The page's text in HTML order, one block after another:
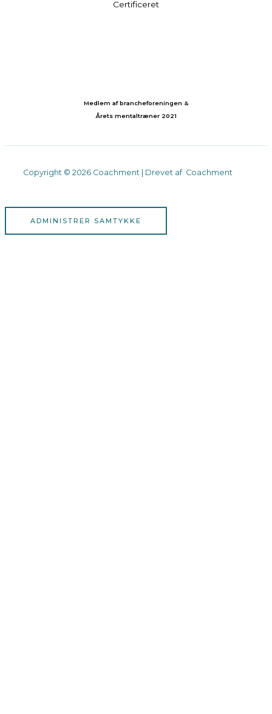
Certificeret
Medlem af brancheforeningen &
Årets mentaltræner 2021
Copyright © 2026 Coachment | Drevet af Coachment
ADMINISTRER SAMTYKKE